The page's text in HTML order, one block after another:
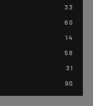
33
60
14
58
31
90